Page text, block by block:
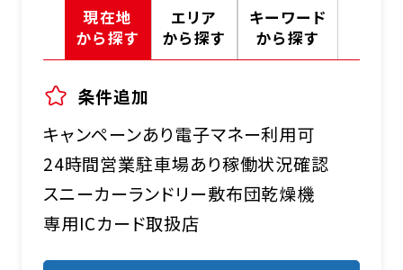
現在地
から探す
エリア
から探す
キーワード
から探す
条件追加
キャンペーンあり電子マネー利用可
24時間営業駐車場あり稼働状況確認
スニーカーランドリー敷布団乾燥機
専用ICカード取扱店